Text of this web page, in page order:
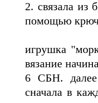
2. связала из
помощью
игрушка
вязание
6 СБН. далее
сначала в